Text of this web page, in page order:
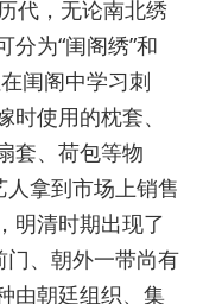
代，无论南北绣
为“闺阁绣”和
闺阁中学习刺
使用的枕套、
套、荷包等物
人拿到市场上销售
明清时期出现了
门、朝外一带尚有
由朝廷组织、集